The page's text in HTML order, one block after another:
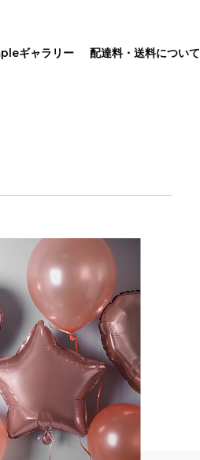
ギャラリー 配達料・送料について